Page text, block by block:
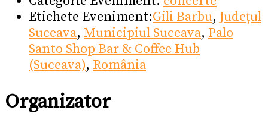
Etichete Eveniment:Gili Barbu, Județul
Suceava, Municipiul Suceava, Palo
Santo Shop Bar & Coffee Hub
(Suceava), România
Organizator